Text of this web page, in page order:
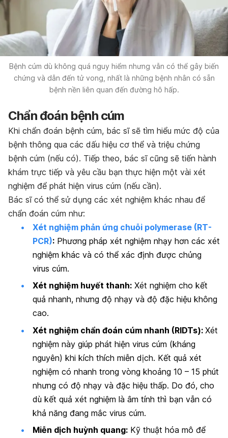
Bệnh cúm dù không quá nguy hiểm nhưng vẫn có thể gây biến
chứng và dẫn đến tử vong, nhất là những bệnh nhân có sẵn
bệnh nền liên quan đến đường hô hấp.
Chẩn đoán bệnh cúm
Khi chẩn đoán bệnh cúm, bác sĩ sẽ tìm hiểu mức độ của
bệnh thông qua các dấu hiệu cơ thể và triệu chứng
bệnh cúm (nếu có). Tiếp theo, bác sĩ cũng sẽ tiến hành
khám trực tiếp và yêu cầu bạn thực hiện một vài xét
nghiệm để phát hiện virus cúm (nếu cần).
Bác sĩ có thể sử dụng các xét nghiệm khác nhau để
chẩn đoán cúm như:
Xét nghiệm phản ứng chuỗi polymerase (RT-
PCR): Phương pháp xét nghiệm nhạy hơn các xét
nghiệm khác và có thể xác định được chủng
virus cúm.
Xét nghiệm huyết thanh: Xét nghiệm cho kết
quả nhanh, nhưng độ nhạy và độ đặc hiệu không
cao.
Xét nghiệm chẩn đoán cúm nhanh (RIDTs): Xét
nghiệm này giúp phát hiện virus cúm (kháng
nguyên) khi kích thích miễn dịch. Kết quả xét
nghiệm có nhanh trong vòng khoảng 10 – 15 phút
nhưng có độ nhạy và đặc hiệu thấp. Do đó, cho
dù kết quả xét nghiệm là âm tính thì bạn vẫn có
khả năng đang mắc virus cúm.
Miễn dịch huỳnh quang: Kỹ thuật hóa mô để